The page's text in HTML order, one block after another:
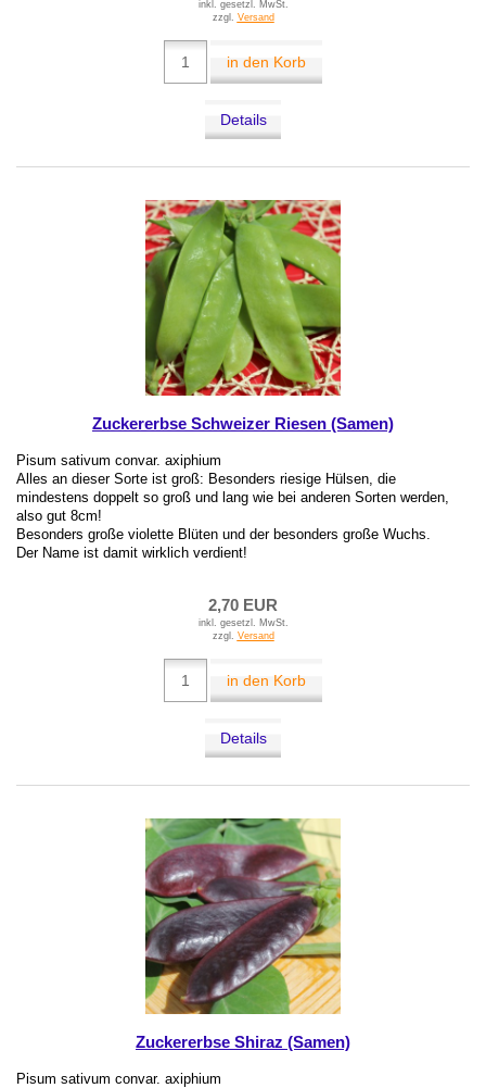
inkl. gesetzl. MwSt.
zzgl. Versand
in den Korb
Details
Zuckererbse Schweizer Riesen (Samen)
Pisum sativum convar. axiphium
Alles an dieser Sorte ist groß: Besonders riesige Hülsen, die
mindestens doppelt so groß und lang wie bei anderen Sorten werden,
also gut 8cm!
Besonders große violette Blüten und der besonders große Wuchs.
Der Name ist damit wirklich verdient!
2,70 EUR
inkl. gesetzl. MwSt.
zzgl. Versand
in den Korb
Details
Zuckererbse Shiraz (Samen)
Pisum sativum convar. axiphium